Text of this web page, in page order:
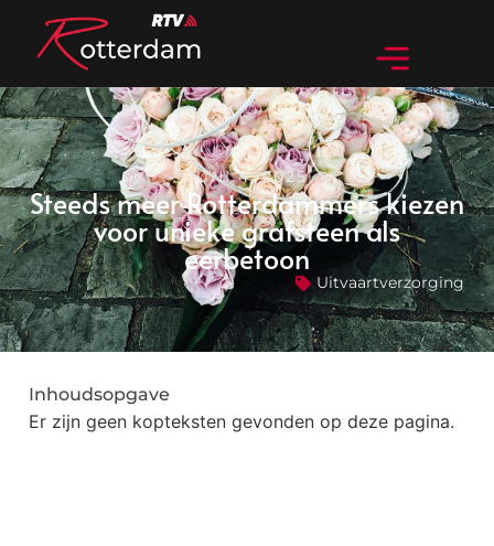
JUNI 4, 2025
Steeds meer Rotterdammers kiezen
voor unieke grafsteen als
eerbetoon
Uitvaartverzorging
Inhoudsopgave
Er zijn geen kopteksten gevonden op deze pagina.